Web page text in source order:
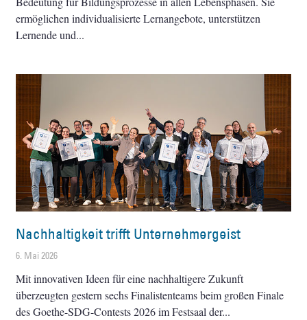
ermöglichen individualisierte Lernangebote, unterstützen
Lernende und
Nachhaltigkeit trifft Unternehmergeist
6. Mai 2026
Mit innovativen Ideen für eine nachhaltigere Zukunft
überzeugten gestern sechs Finalistenteams beim großen Finale
des Goethe-SDG-Contests 2026 im Festsaal der